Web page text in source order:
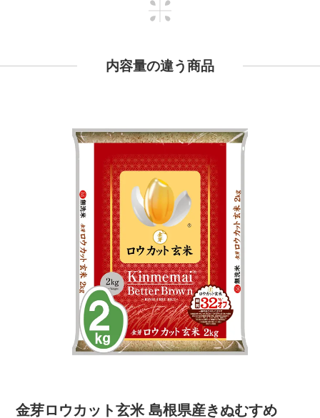
内容量の違う商品
金芽ロウカット玄米 島根県産きぬむすめ